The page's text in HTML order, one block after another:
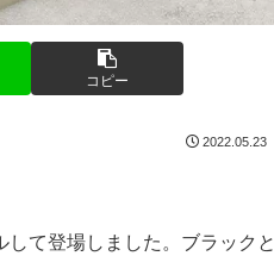
コピー
2022.05.23
て登場しました。ブラックと